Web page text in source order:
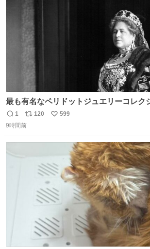
最も有名なペリドットジュエリーコレク
リア大公妃イザベラが所有していたもの
ペーパーに包んで保管されていたことに
返
信
1
リ
ポ
120
い
599
9時間前